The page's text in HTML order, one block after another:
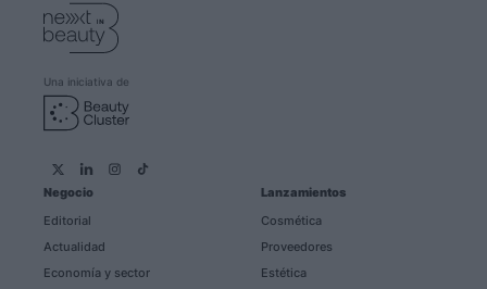
Una iniciativa de
Negocio
Editorial
Actualidad
Economía y sector
Lanzamientos
Cosmética
Proveedores
Estética